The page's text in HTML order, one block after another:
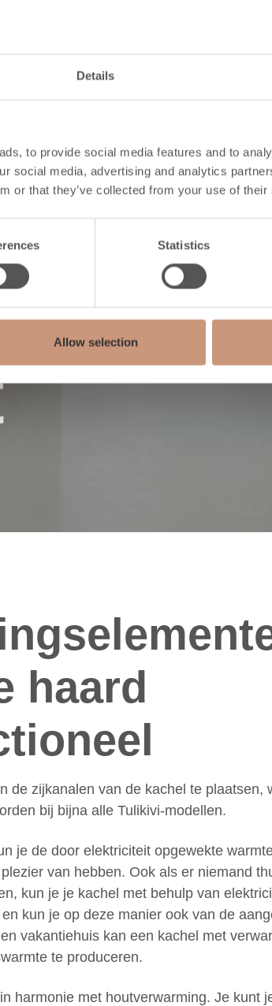
Details
to provide social media features and to
social media, advertising and analytics
or that they’ve collected from your use of
Statistics
Allow selection
met
haard
de zijkanalen van de kachel te plaatsen,
bij bijna alle Tulikivi-modellen.
je de door elektriciteit opgewekte
van hebben. Ook als er niemand
kun je je kachel met behulp van
kun je op deze manier ook van de
vakantiehuis kan een kachel met
te produceren.
harmonie met houtverwarming. Je kunt